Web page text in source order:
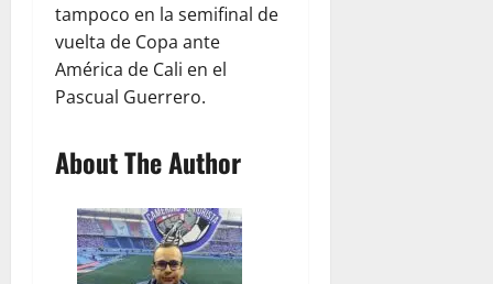
tampoco en la semifinal de
vuelta de Copa ante
América de Cali en el
Pascual Guerrero.
About The Author